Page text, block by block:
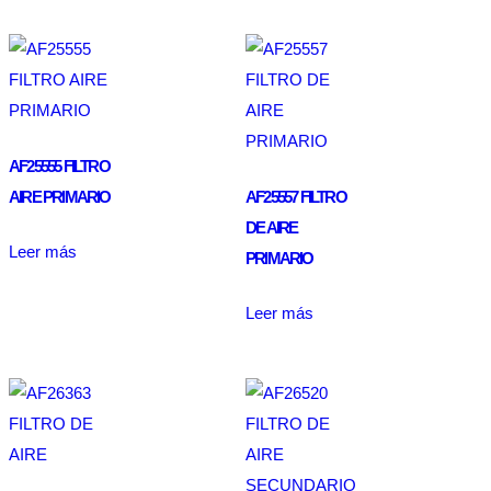
AF25555 FILTRO
AIRE PRIMARIO
Leer más
AF25557 FILTRO
DE AIRE
PRIMARIO
Leer más